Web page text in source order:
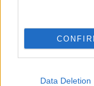
Data Deletion
Csankó Zoltánra
Tamásra